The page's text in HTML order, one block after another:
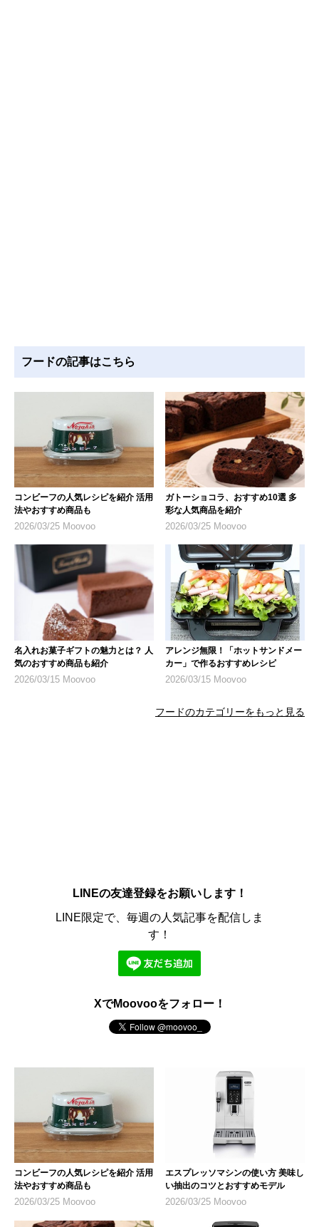
フードの記事はこちら
コンビーフの人気レシピを紹介 活用
法やおすすめ商品も
2026/03/25 Moovoo
ガトーショコラ、おすすめ10選 多
彩な人気商品を紹介
2026/03/25 Moovoo
名入れお菓子ギフトの魅力とは？ 人
気のおすすめ商品も紹介
2026/03/15 Moovoo
アレンジ無限！「ホットサンドメー
カー」で作るおすすめレシピ
2026/03/15 Moovoo
フードのカテゴリーをもっと見る
LINEの友達登録をお願いします！
LINE限定で、毎週の人気記事を配信しま
す！
XでMoovooをフォロー！
コンビーフの人気レシピを紹介 活用
法やおすすめ商品も
2026/03/25 Moovoo
エスプレッソマシンの使い方 美味し
い抽出のコツとおすすめモデル
2026/03/25 Moovoo